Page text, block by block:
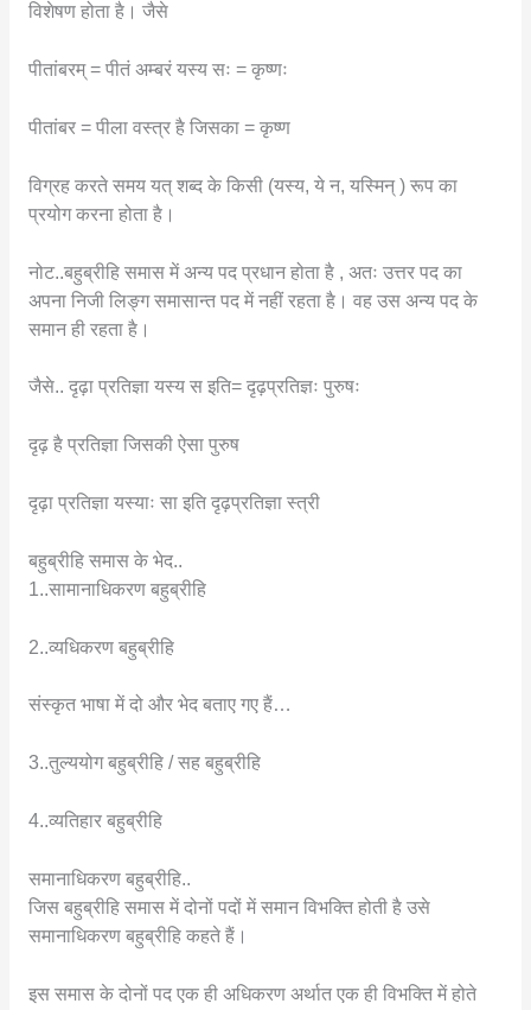
विशेषण होता है। जैसे
पीतांबरम् = पीतं अम्बरं यस्य सः = कृष्णः
पीतांबर = पीला वस्त्र है जिसका = कृष्ण
विग्रह करते समय यत् शब्द के किसी (यस्य, ये न, यस्मिन् ) रूप का
प्रयोग करना होता है।
नोट..बहुब्रीहि समास में अन्य पद प्रधान होता है , अतः उत्तर पद का
अपना निजी लिङ्ग समासान्त पद में नहीं रहता है। वह उस अन्य पद के
समान ही रहता है।
जैसे.. दृढ़ा प्रतिज्ञा यस्य स इति= दृढ़प्रतिज्ञः पुरुषः
दृढ़ है प्रतिज्ञा जिसकी ऐसा पुरुष
दृढ़ा प्रतिज्ञा यस्याः सा इति दृढ़प्रतिज्ञा स्त्री
बहुब्रीहि समास के भेद..
1..सामानाधिकरण बहुब्रीहि
2..व्यधिकरण बहुब्रीहि
संस्कृत भाषा में दो और भेद बताए गए हैं…
3..तुल्ययोग बहुब्रीहि / सह बहुब्रीहि
4..व्यतिहार बहुब्रीहि
समानाधिकरण बहुब्रीहि..
जिस बहुब्रीहि समास में दोनों पदों में समान विभक्ति होती है उसे
समानाधिकरण बहुब्रीहि कहते हैं।
इस समास के दोनों पद एक ही अधिकरण अर्थात एक ही विभक्ति में होते